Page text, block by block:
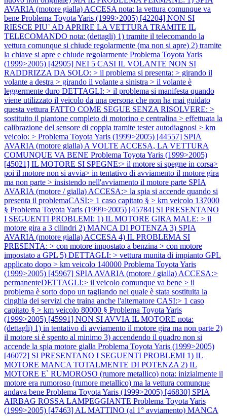
AVARIA (motore gialla) ACCESA nota: la vettura comunque va
bene Problema Toyota Yaris (1999>2005) [42204] NON SI
RIESCE PIU` AD APRIRE LA VETTURA TRAMITE IL
TELECOMANDO nota: (dettagli) 1) tramite il telecomando la
vettura comunque si chiude regolarmente (ma non si apre) 2) tramite
la chiave si apre e chiude regolarmente Problema Toyota Yaris
(1999>2005) [42905] NEI 5 CASI IL VOLANTE NON SI
RADDRIZZA DA SOLO: > il problema si presenta: > girando il
volante a destra > girando il volante a sinistra > il volante è
leggermente duro DETTAGLI: > il problema si manifesta quando
viene utilizzato il veicolo da una persona che non ha mai guidato
questa vettura FATTO COME SEGUE SENZA RISOLVERE: >
sostituito il piantone completo di motorino e centralina > effettuata la
calibrazione del sensore di coppia tramite tester autodiagnosi > km
veicolo: > Problema Toyota Yaris (1999>2005) [44557] SPIA
AVARIA (motore gialla) A VOLTE ACCESA, LA VETTURA
COMUNQUE VA BENE Problema Toyota Yaris (1999>2005)
[45021] IL MOTORE SI SPEGNE:> il motore si spegne in corsa>
poi il motore non si avvia> in tentativo di avviamento il motore gira
ma non parte > insistendo nell'avviamento il motore parte SPIA
AVARIA (motore / gialla) ACCESA:> la spia si accende quando si
presenta il problemaCASI:> 1 caso capitato § > km veicolo 137000
§ Problema Toyota Yaris (1999>2005) [45784] SI PRESENTANO
I SEGUENTI PROBLEMI: 1) IL MOTORE GIRA MALE: > il
motore gira a 3 cilindri 2) MANCA DI POTENZA 3) SPIA
AVARIA (motore gialla) ACCESA 4) IL PROBLEMA SI
PRESENTA: > con motore impostato a benzina > con motore
impostato a GPL 5) DETTAGLI: > vettura munita di impianto GPL
applicato dopo > km veicolo 140000 Problema Toyota Yaris
(1999>2005) [45967] SPIA AVARIA (motore / gialla) ACCESA:>
permanenteDETTAGLI:> il veicolo comunque va bene > il
problema è sorto dopo un tagliando nel quale è stata sostituita la
cinghia dei servizi che traina anche l'alternatore CASI:> 1 caso
capitato § > km veicolo 80000 § Problema Toyota Yaris
(1999>2005) [45991] NON SI AVVIA IL MOTORE nota:
(dettagli) 1) in tentativo di avviamento il motore gira ma non parte 2)
il motore si è spento al minimo 3) accendendo il quadro non si
accende la spia motore gialla Problema Toyota Yaris (1999>2005)
[46072] SI PRESENTANO I SEGUENTI PROBLEMI 1) IL
MOTORE MANCA TOTALMENTE DI POTENZA 2) IL
MOTORE E` RUMOROSO (rumore metallico) nota: inizialmente il
motore era rumoroso (rumore metallico) ma la vettura comunque
andava bene Problema Toyota Yaris (1999>2005) [46830] SPIA
AIRBAG ROSSA LAMPEGGIANTE Problema Toyota Yaris
(1999>2005) [47463] AL MATTINO (al 1° avviamento) MANCA